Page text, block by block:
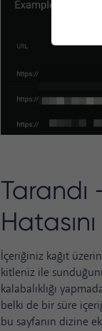
İçeriğiniz kağıt
kitleniz ile
kalabalıklığı
belki de bir süre
bu sayfanın dizine